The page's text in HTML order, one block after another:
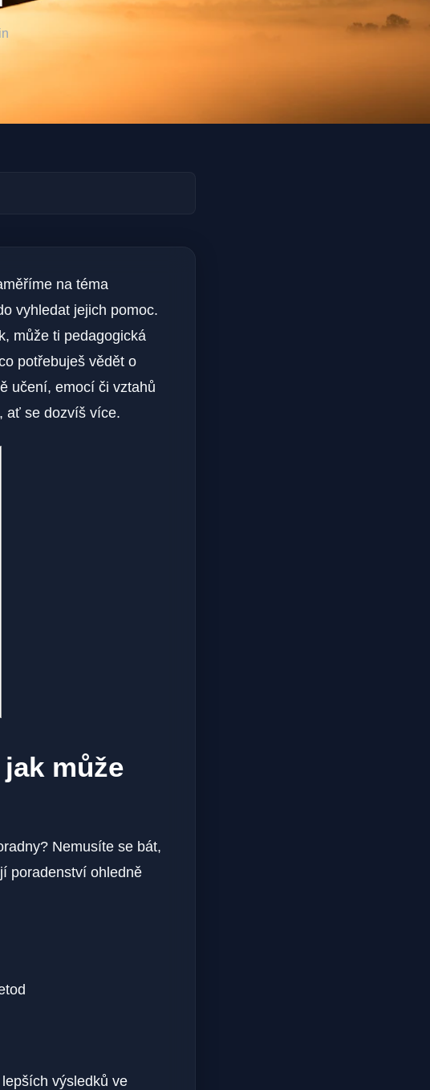
na téma
vyhledat jejich pomoc.
může ti pedagogická
potřebuješ vědět o
učení, emocí či vztahů
ať se dozvíš více.
může
Nemusíte se bát,
poradenství ohledně
výsledků ve